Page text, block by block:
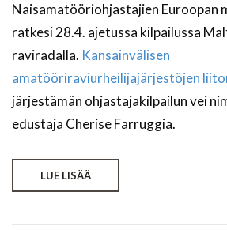
Naisamatööriohjastajien Euroopan
ratkesi 28.4. ajetussa kilpailussa
raviradalla. Kansainvälisen
amatööriraviurheilijajärjestöjen
järjestämän ohjastajakilpailun vei
edustaja Cherise Farruggia.
LUE LISÄÄ